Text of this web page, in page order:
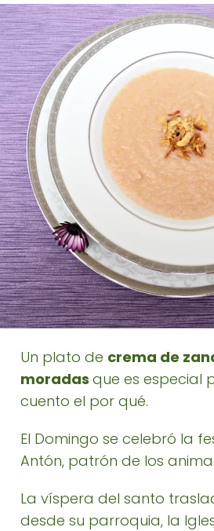
Un plato de crema de
moradas que es especial
cuento el por qué.
El Domingo se celebró la
Antón, patrón de los
La víspera del santo
desde su parroquia, la